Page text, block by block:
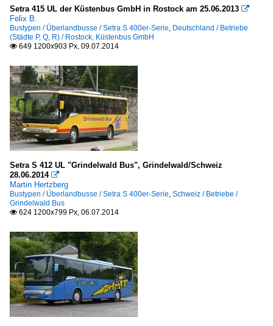
Setra 415 UL der Küstenbus GmbH in Rostock am 25.06.2013 
Felix B.
Bustypen / Überlandbusse / Setra S 400er-Serie, Deutschland / Betriebe
(Städte P, Q, R) / Rostock, Küstenbus GmbH
 649 1200x903 Px, 09.07.2014
Setra S 412 UL "Grindelwald Bus", Grindelwald/Schweiz
28.06.2014 
Martin Hertzberg
Bustypen / Überlandbusse / Setra S 400er-Serie, Schweiz / Betriebe /
Grindelwald Bus
 624 1200x799 Px, 06.07.2014